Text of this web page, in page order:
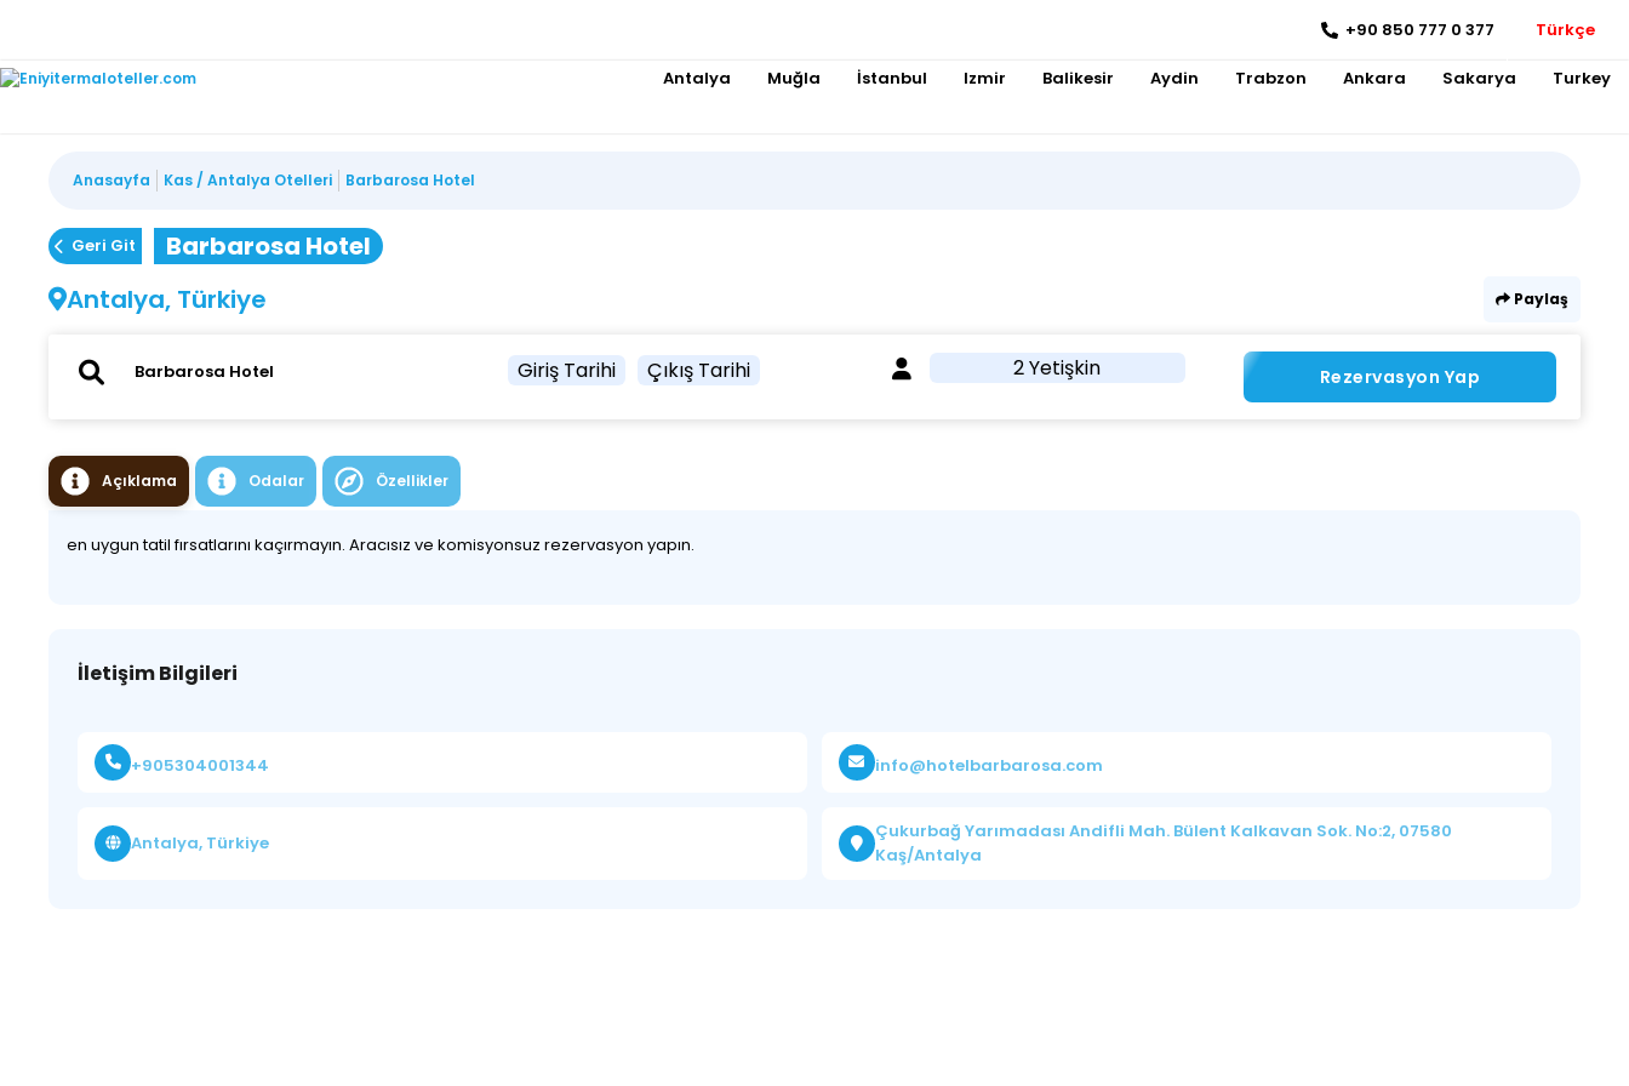
+90 850 777 0 377 Türkçe
Antalya Muğla İstanbul Izmir Balikesir Aydin Trabzon Ankara Sakarya Turkey
Anasayfa Kas / Antalya Otelleri Barbarosa Hotel
Geri Git
Barbarosa Hotel
Antalya, Türkiye
Paylaş
Giriş Tarihi Çıkış Tarihi 2 Yetişkin Rezervasyon Yap
Açıklama Odalar Özellikler
en uygun tatil fırsatlarını kaçırmayın. Aracısız ve komisyonsuz rezervasyon yapın.
İletişim Bilgileri
+905304001344 info@hotelbarbarosa.com
Antalya, Türkiye
Çukurbağ Yarımadası Andifli Mah. Bülent Kalkavan Sok. No:2, 07580
Kaş/Antalya